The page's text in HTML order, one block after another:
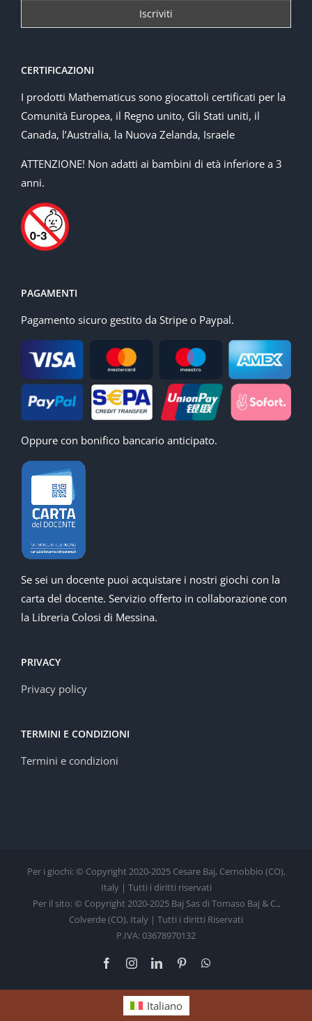
CERTIFICAZIONI
I prodotti Mathematicus sono giocattoli certificati per la
Comunità Europea, il Regno unito, Gli Stati uniti, il
Canada, l’Australia, la Nuova Zelanda, Israele
ATTENZIONE! Non adatti ai bambini di età inferiore a 3
anni.
PAGAMENTI
Pagamento sicuro gestito da Stripe o Paypal.
Oppure con bonifico bancario anticipato.
Se sei un docente puoi acquistare i nostri giochi con la
carta del docente. Servizio offerto in collaborazione con
la Libreria Colosi di Messina.
PRIVACY
Privacy policy
TERMINI E CONDIZIONI
Termini e condizioni
Per i giochi: © Copyright 2020-2025 Cesare Baj, Cernobbio (CO),
Italy | Tutti i diritti riservati
Per il sito: © Copyright 2020-2025 Baj Sas di Tomaso Baj & C.,
Colverde (CO), Italy | Tutti i diritti Riservati
P.IVA: 03678970132
FacebookInstagramLinkedInPinterest
Italiano